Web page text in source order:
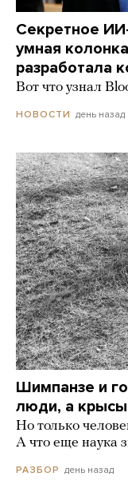
Секретное
умная
разработала
Вот что узнал
НОВОСТИ день назад
Шимпанзе и
люди, а крысы
Но только
А что еще наука
РАЗБОР день назад